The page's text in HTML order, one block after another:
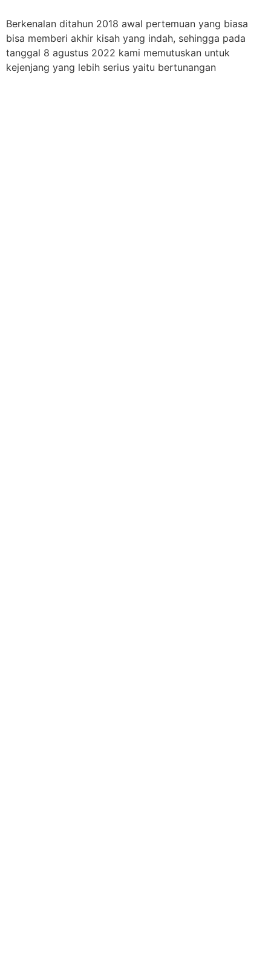
Berkenalan ditahun 2018 awal pertemuan yang biasa
bisa memberi akhir kisah yang indah, sehingga pada
tanggal 8 agustus 2022 kami memutuskan untuk
kejenjang yang lebih serius yaitu bertunangan